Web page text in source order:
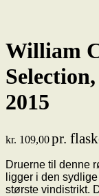
William
2015
kr. 109,00pr.
Druerne til denne
ligger i den
største vindistrikt.